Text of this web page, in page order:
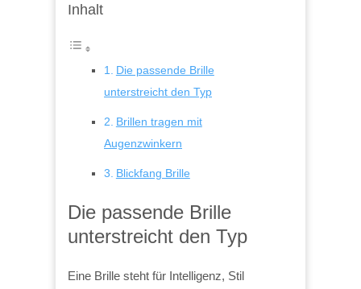
Inhalt
Die passende Brille
unterstreicht den Typ
Brillen tragen mit
Augenzwinkern
Blickfang Brille
Die passende Brille
unterstreicht den Typ
Eine Brille steht für Intelligenz, Stil